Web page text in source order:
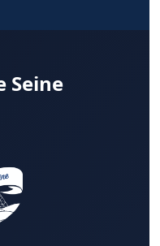
Seine